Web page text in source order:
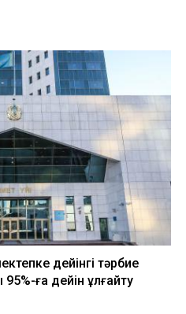
дейінгі тәрбие
ға дейін ұлғайту